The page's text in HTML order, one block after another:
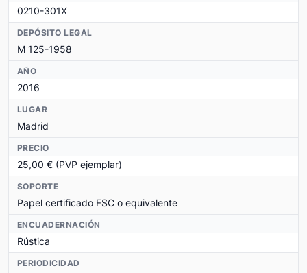
0210-301X
DEPÓSITO LEGAL
M 125-1958
AÑO
2016
LUGAR
Madrid
PRECIO
25,00 € (PVP ejemplar)
SOPORTE
Papel certificado FSC o equivalente
ENCUADERNACIÓN
Rústica
PERIODICIDAD